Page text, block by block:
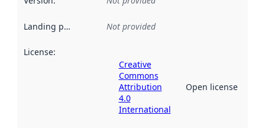
Landing page Not provided
License:
Creative
Commons
Attribution
4.0
International
Open license